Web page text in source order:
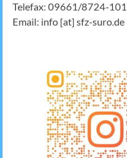
Telefax: 09661/8724-101
Email: info [at] sfz-suro.de